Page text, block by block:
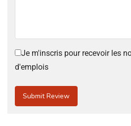
Je m'inscris pour recevoir les
d'emplois